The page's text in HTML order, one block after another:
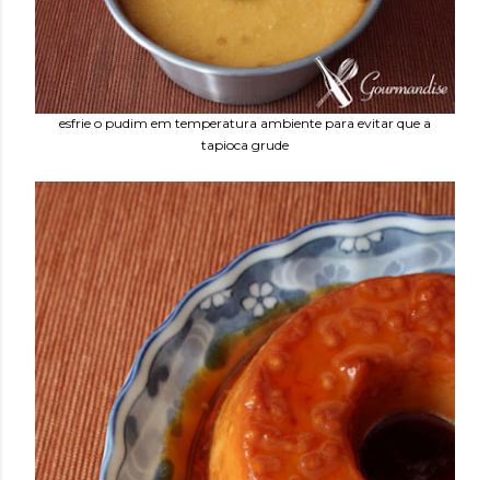
esfrie o pudim em temperatura ambiente para evitar que a
tapioca grude